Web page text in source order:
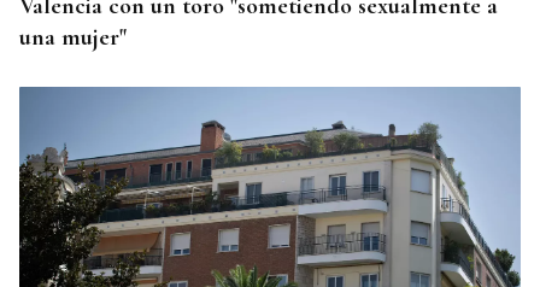
Valencia con un toro "sometiendo sexualmente a
una mujer"